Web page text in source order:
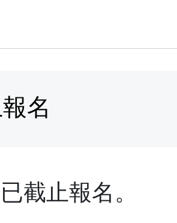
名
截止報名。